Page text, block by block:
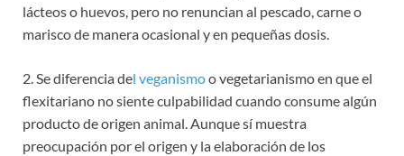
lácteos o huevos, pero no renuncian al pescado, carne o
marisco de manera ocasional y en pequeñas dosis.
2. Se diferencia del veganismoo vegetarianismo en que el
flexitariano no siente culpabilidad cuando consume algún
producto de origen animal. Aunque sí muestra
preocupación por el origen y la elaboración de los